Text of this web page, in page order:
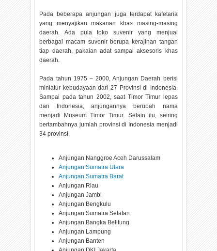
Pada beberapa anjungan juga terdapat kafetaria
yang menyajikan makanan khas masing-masing
daerah. Ada pula toko suvenir yang menjual
berbagai macam suvenir berupa kerajinan tangan
tiap daerah, pakaian adat sampai aksesoris khas
daerah.
Pada tahun 1975 – 2000, Anjungan Daerah berisi
miniatur kebudayaan dari 27 Provinsi di Indonesia.
Sampai pada tahun 2002, saat Timor Timur lepas
dari Indonesia, anjungannya berubah nama
menjadi Museum Timor Timur. Selain itu, seiring
bertambahnya jumlah provinsi di Indonesia menjadi
34 provinsi,
Anjungan Nanggroe Aceh Darussalam
Anjungan Sumatra Utara
Anjungan Sumatra Barat
Anjungan Riau
Anjungan Jambi
Anjungan Bengkulu
Anjungan Sumatra Selatan
Anjungan Bangka Belitung
Anjungan Lampung
Anjungan Banten